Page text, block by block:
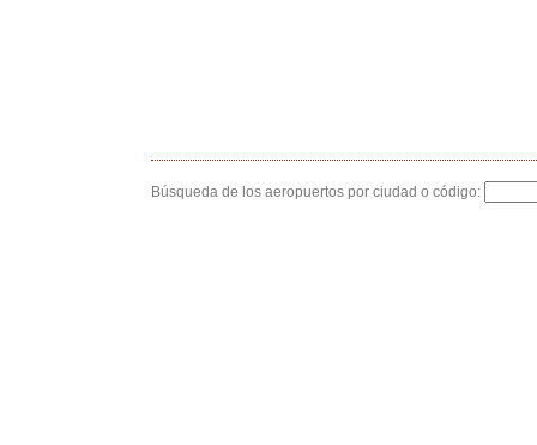
Búsqueda de los aeropuertos por ciudad o código: